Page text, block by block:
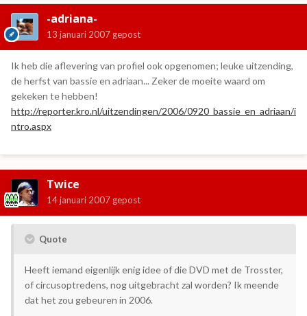
-adriana-
13 januari 2007 gepost
Ik heb die aflevering van profiel ook opgenomen; leuke uitzending,
de herfst van bassie en adriaan... Zeker de moeite waard om
gekeken te hebben!
http://reporter.kro.nl/uitzendingen/2006/0920_bassie_en_adriaan/i
ntro.aspx
Twice
14 januari 2007 gepost
Quote
Heeft iemand eigenlijk enig idee of die DVD met de Trosster,
of circusoptredens, nog uitgebracht zal worden? Ik meende
dat het zou gebeuren in 2006.